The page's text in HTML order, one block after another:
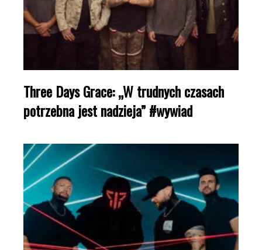
Three Days Grace: „W trudnych czasach
potrzebna jest nadzieja” #wywiad